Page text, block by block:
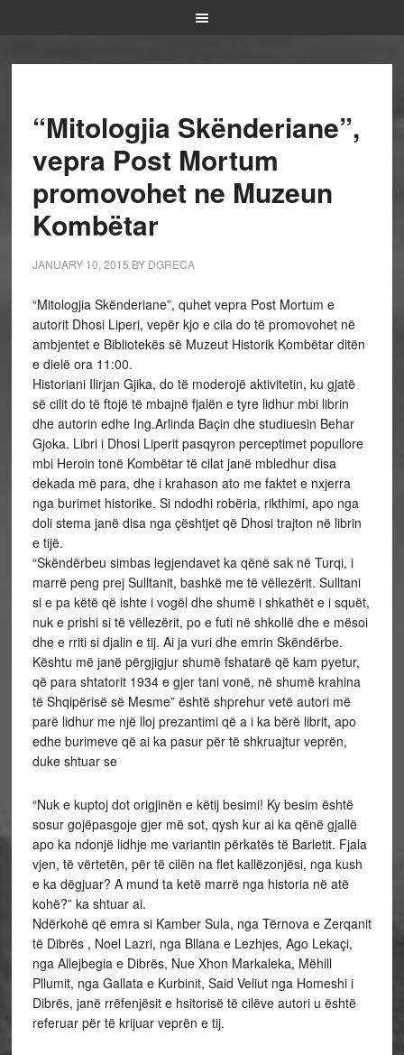
“Mitologjia Skënderiane”,
vepra Post Mortum
promovohet ne Muzeun
Kombëtar
JANUARY 10, 2015 BY DGRECA
“Mitologjia Skënderiane”, quhet vepra Post Mortum e
autorit Dhosi Liperi, vepër kjo e cila do të promovohet në
ambjentet e Bibliotekës së Muzeut Historik Kombëtar ditën
e dielë ora 11:00.
Historiani Ilirjan Gjika, do të moderojë aktivitetin, ku gjatë
së cilit do të ftojë të mbajnë fjalën e tyre lidhur mbi librin
dhe autorin edhe Ing.Arlinda Baçin dhe studiuesin Behar
Gjoka. Libri i Dhosi Liperit pasqyron perceptimet popullore
mbi Heroin tonë Kombëtar të cilat janë mbledhur disa
dekada më para, dhe i krahason ato me faktet e nxjerra
nga burimet historike. Si ndodhi robëria, rikthimi, apo nga
doli stema janë disa nga çështjet që Dhosi trajton në librin
e tijë.
“Skëndërbeu simbas legjendavet ka qënë sak në Turqi, i
marrë peng prej Sulltanit, bashkë me të vëllezërit. Sulltani
si e pa këtë që ishte i vogël dhe shumë i shkathët e i squët,
nuk e prishi si të vëllezërit, po e futi në shkollë dhe e mësoi
dhe e rriti si djalin e tij. Ai ja vuri dhe emrin Skëndërbe.
Kështu më janë përgjigjur shumë fshatarë që kam pyetur,
që para shtatorit 1934 e gjer tani vonë, në shumë krahina
të Shqipërisë së Mesme” është shprehur vetë autori më
parë lidhur me një lloj prezantimi që a i ka bërë librit, apo
edhe burimeve që ai ka pasur për të shkruajtur veprën,
duke shtuar se
“Nuk e kuptoj dot origjinën e këtij besimi! Ky besim është
sosur gojëpasgoje gjer më sot, qysh kur ai ka qënë gjallë
apo ka ndonjë lidhje me variantin përkatës të Barletit. Fjala
vjen, të vërtetën, për të cilën na flet kallëzonjësi, nga kush
e ka dëgjuar? A mund ta ketë marrë nga historia në atë
kohë?” ka shtuar ai.
Ndërkohë që emra si Kamber Sula, nga Tërnova e Zerqanit
të Dibrës , Noel Lazri, nga Bllana e Lezhjes, Ago Lekaçi,
nga Allejbegia e Dibrës, Nue Xhon Markaleka, Mëhill
Pllumit, nga Gallata e Kurbinit, Said Veliut nga Homeshi i
Dibrës, janë rrëfenjësit e hsitorisë të cilëve autori u është
referuar për të krijuar veprën e tij.